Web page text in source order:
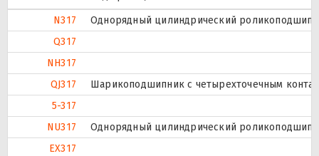
N317
Однорядный цилиндрический
Q317
NH317
QJ317
Шарикоподшипник с четырехточечным
5-317
NU317
Однорядный цилиндрический
EX317